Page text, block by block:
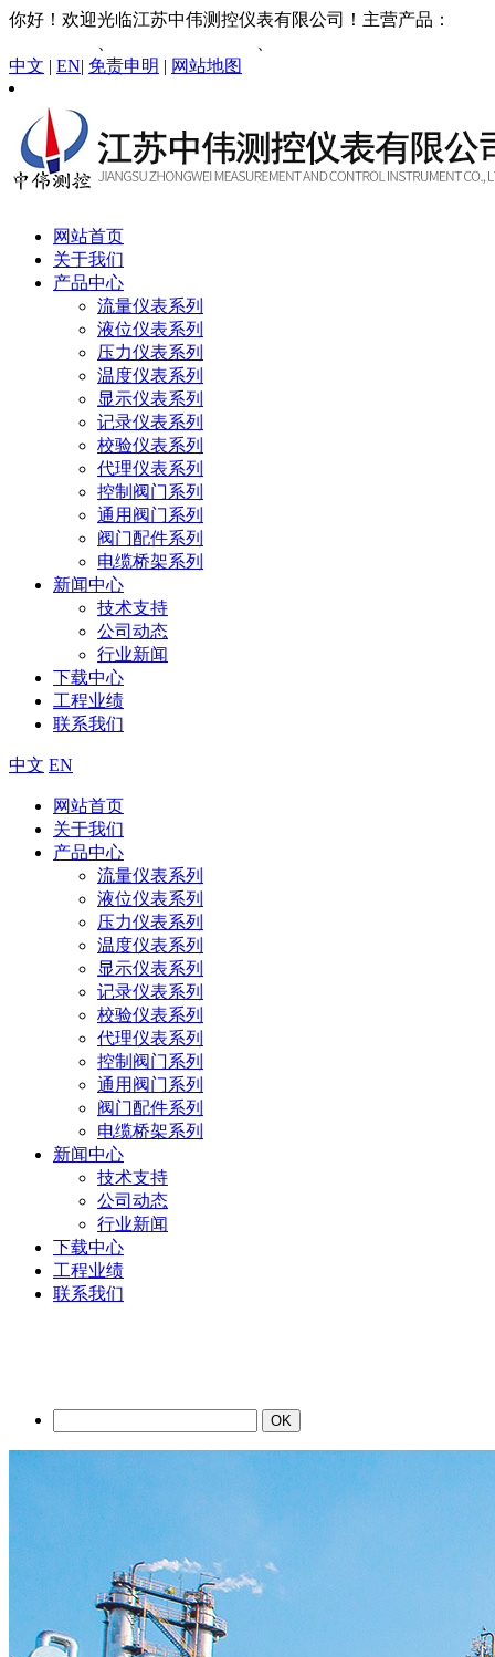
你好！欢迎光临江苏中伟测控仪表有限公司！主营产品：
中文 | EN| 免责申明 | 网站地图
网站首页
关于我们
产品中心
流量仪表系列
液位仪表系列
压力仪表系列
温度仪表系列
显示仪表系列
记录仪表系列
校验仪表系列
代理仪表系列
控制阀门系列
通用阀门系列
阀门配件系列
电缆桥架系列
新闻中心
技术支持
公司动态
行业新闻
下载中心
工程业绩
联系我们
中文 EN
网站首页
关于我们
产品中心
流量仪表系列
液位仪表系列
压力仪表系列
温度仪表系列
显示仪表系列
记录仪表系列
校验仪表系列
代理仪表系列
控制阀门系列
通用阀门系列
阀门配件系列
电缆桥架系列
新闻中心
技术支持
公司动态
行业新闻
下载中心
工程业绩
联系我们